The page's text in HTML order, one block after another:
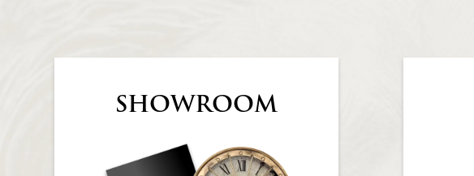
SHOWROOM